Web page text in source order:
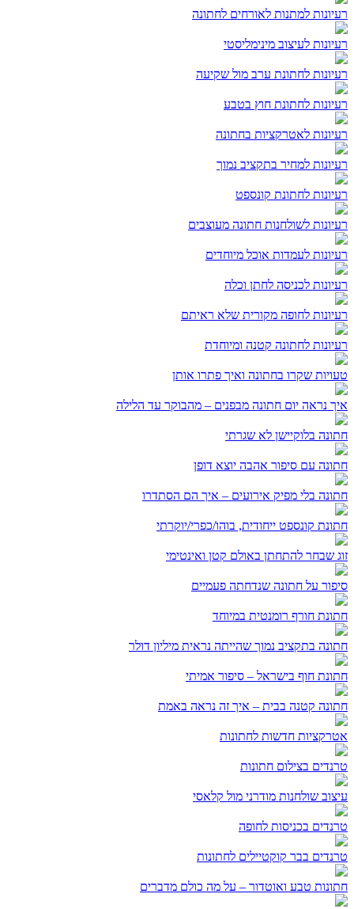
רעיונות למתנות לאורחים לחתונה
רעיונות לעיצוב מינימליסטי
רעיונות לחתונת ערב מול שקיעה
רעיונות לחתונת חוץ בטבע
רעיונות לאטרקציות בחתונה
רעיונות למחיר בתקציב נמוך
רעיונות לחתונת קונספט
רעיונות לשולחנות חתונה מעוצבים
רעיונות לעמדות אוכל מיוחדים
רעיונות לכניסה לחתן וכלה
רעיונות לחופה מקורית שלא ראיתם
רעיונות לחתונה קטנה ומיוחדת
טעויות שקרו בחתונה ואיך פתרו אותן
איך נראה יום חתונה מבפנים – מהבוקר עד הלילה
חתונה בלוקיישן לא שגרתי
חתונה עם סיפור אהבה יוצא דופן
חתונה בלי מפיק אירועים – איך הם הסתדרו
חתונת קונספט ייחודית, בוהו/כפרי/יוקרתי
זוג שבחר להתחתן באולם קטן ואינטימי
סיפור על חתונה שנדחתה פעמיים
חתונת חורף רומנטית במיוחד
חתונה בתקציב נמוך שהייתה נראית מיליון דולר
חתונת חוף בישראל – סיפור אמיתי
חתונה קטנה בבית – איך זה נראה באמת
אטרקציות חדשות לחתונות
טרנדים בצילום חתונות
עיצוב שולחנות מודרני מול קלאסי
טרנדים בכניסות לחופה
טרנדים בבר קוקטיילים לחתונות
חתונות טבע ואוטדור – על מה כולם מדברים